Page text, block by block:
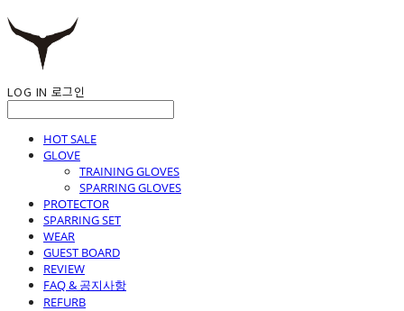
LOG IN 로그인
HOT SALE
GLOVE
TRAINING GLOVES
SPARRING GLOVES
PROTECTOR
SPARRING SET
WEAR
GUEST BOARD
REVIEW
FAQ & 공지사항
REFURB